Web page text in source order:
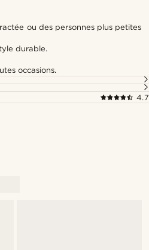
ou des personnes plus petites
durable.
occasions.
4.7